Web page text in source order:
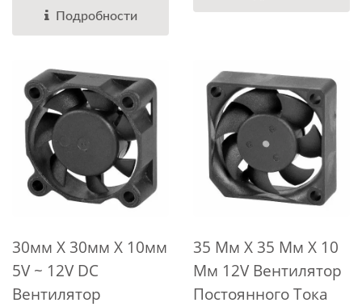
Подробности
30мм X 30мм X 10мм
5V ~ 12V DC
Вентилятор
35 Мм X 35 Мм X 10
Мм 12V Вентилятор
Постоянного Тока